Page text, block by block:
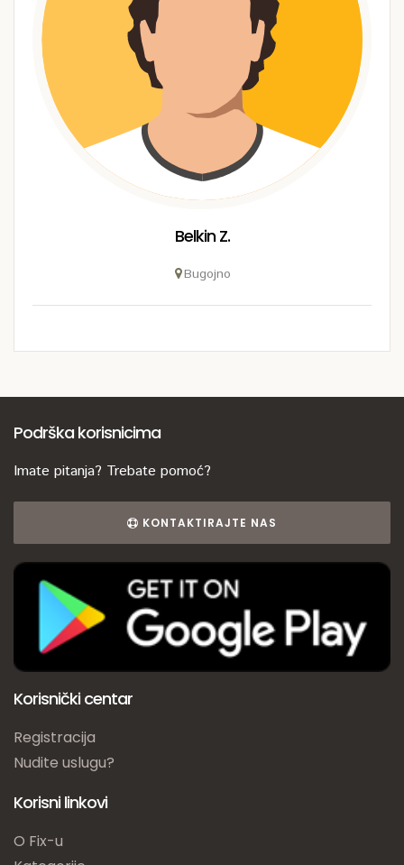
Belkin Z.
Bugojno
Podrška korisnicima
Imate pitanja? Trebate pomoć?
KONTAKTIRAJTE NAS
Korisnički centar
Registracija
Nudite uslugu?
Korisni linkovi
O Fix-u